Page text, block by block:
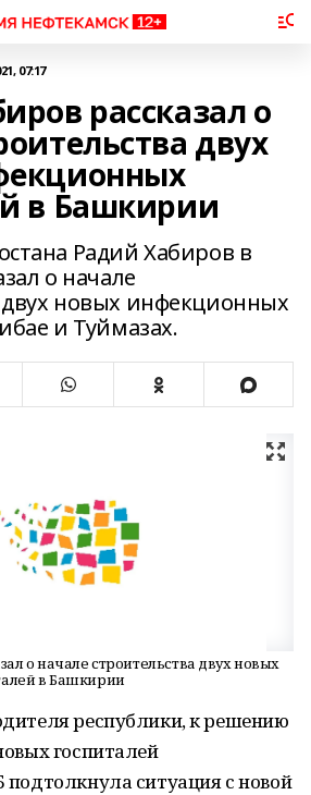
07:17
рассказал о
двух
в Башкирии
Радий Хабиров в
о начале
двух новых инфекционных
и Туймазах.
о начале строительства двух новых
в Башкирии
республики, к решению
госпиталей
подтолкнула ситуация с новой